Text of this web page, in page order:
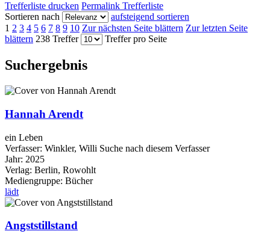
Trefferliste drucken Permalink Trefferliste
Sortieren nach
aufsteigend sortieren
1 2 3 4 5 6 7 8 9 10 Zur nächsten Seite blättern Zur letzten Seite
blättern 238 Treffer Treffer pro Seite
Suchergebnis
Hannah Arendt
ein Leben
Verfasser: Winkler, Willi Suche nach diesem Verfasser
Jahr: 2025
Verlag: Berlin, Rowohlt
Mediengruppe: Bücher
lädt
Angststillstand